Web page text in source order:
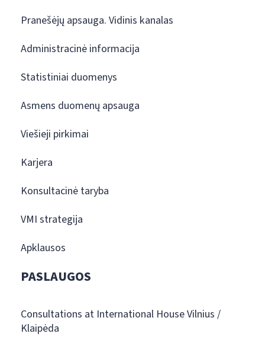
Pranešėjų apsauga. Vidinis kanalas
Administracinė informacija
Statistiniai duomenys
Asmens duomenų apsauga
Viešieji pirkimai
Karjera
Konsultacinė taryba
VMI strategija
Apklausos
PASLAUGOS
Consultations at International House Vilnius /
Klaipėda